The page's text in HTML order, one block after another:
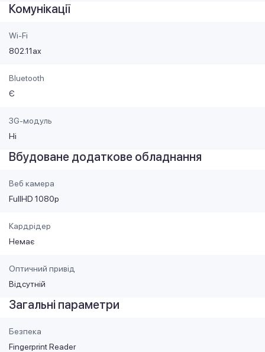
Комунікації
Wi-Fi
802.11ax
Bluetooth
Є
3G-модуль
Ні
Вбудоване додаткове обладнання
Веб камера
FullHD 1080p
Кардрідер
Немає
Оптичний привід
Відсутній
Загальні параметри
Безпека
Fingerprint Reader